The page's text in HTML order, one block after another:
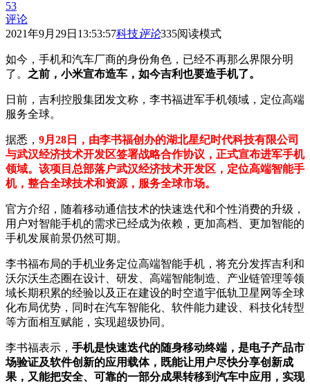
53
评论
2021年9月29日13:53:57科技评论335阅读模式
如今，手机和汽车厂商的身份角色，已经不再那么界限分明
了。 之前，小米宣布造车，如今吉利也要造手机了。
日前，吉利控股集团发文称，李书福进军手机领域，定位高端
服务全球。
据悉， 9月28日，由李书福创办的湖北星纪时代科技有限公司
与武汉经济技术开发区签署战略合作协议，正式宣布进军手机
领域。该项目总部落户武汉经济技术开发区，定位高端智能手
机，整合全球技术和资源，服务全球市场。
官方介绍，随着移动通信技术的快速迭代和个性消费的升级，
用户对智能手机的需求已经成为依赖，更加高档、更加智能的
手机发展前景仍然可期。
李书福布局的手机业务定位高端智能手机，将充分发挥吉利和
沃尔沃生态圈在设计、研发、高端智能制造、产业链管理等领
域长期积累的经验以及正在建设的时空道宇低轨卫星网等全球
化布局优势，同时在汽车智能化、软件能力建设、科技化转型
等方面相互赋能，实现超级协同。
李书福表示， 手机是快速迭代的随身移动终端，是电子产品市
场验证及软件创新的应用载体，既能让用户尽快分享创新成
果，又能把安全、可靠的一部分成果转移到汽车中应用，实现